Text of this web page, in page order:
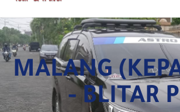
MALANG
- BLITAR